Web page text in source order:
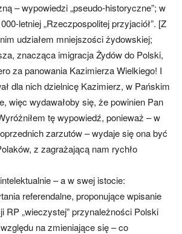
– wypowiedzi „pseudo-historyczne”; w
letniej „Rzeczpospolitej przyjaciół”. [Z
udziałem mniejszości żydowskiej;
znacząca imigracja Żydów do Polski,
za panowania Kazimierza Wielkiego! I
dla nich dzielnicę Kazimierz, w Pańskim
więc wydawałoby się, że powinien Pan
tę wypowiedź, ponieważ – w
zarzutów – wydaje się ona być
z zagrażającą nam rychło
– a w swej istocie:
referendalne, proponujące wpisanie
RP „wieczystej” przynależności Polski
na zmieniające się – co